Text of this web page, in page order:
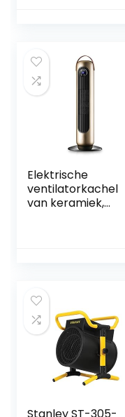
2000 W
Elektrische
ventilatorkachel
van keramiek,
oververhittingsbev
eiliging, goud